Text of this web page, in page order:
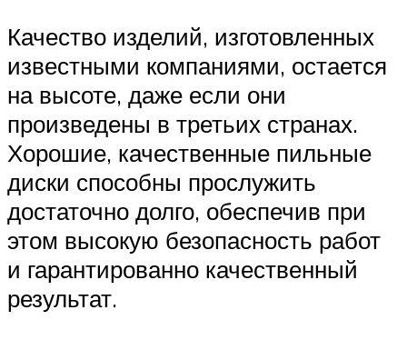
Качество изделий, изготовленных
известными компаниями, остается
на высоте, даже если они
произведены в третьих странах.
Хорошие, качественные пильные
диски способны прослужить
достаточно долго, обеспечив при
этом высокую безопасность работ
и гарантированно качественный
результат.